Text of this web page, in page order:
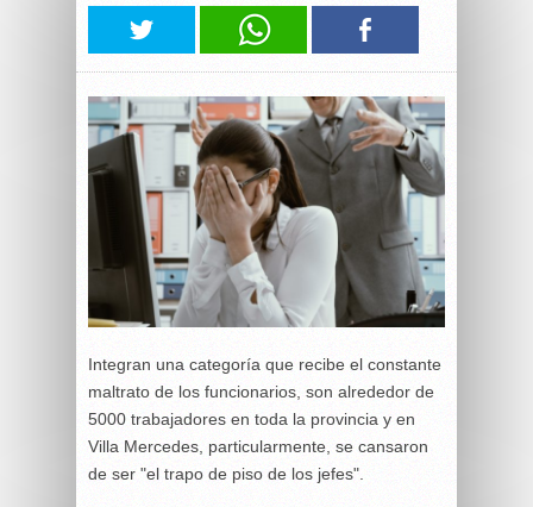
Integran una categoría que recibe el constante
maltrato de los funcionarios, son alrededor de
5000 trabajadores en toda la provincia y en
Villa Mercedes, particularmente, se cansaron
de ser "el trapo de piso de los jefes".